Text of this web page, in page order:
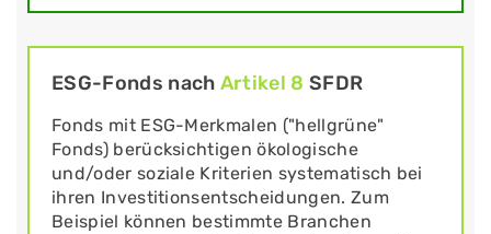
ESG-Fonds nach Artikel 8 SFDR
Fonds mit ESG-Merkmalen ("hellgrüne"
Fonds) berücksichtigen ökologische
und/oder soziale Kriterien systematisch bei
ihren Investitionsentscheidungen. Zum
Beispiel können bestimmte Branchen